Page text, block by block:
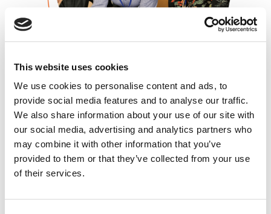
This website uses cookies
We use cookies to personalise content and ads, to
provide social media features and to analyse our traffic.
We also share information about your use of our site with
our social media, advertising and analytics partners who
may combine it with other information that you’ve
provided to them or that they’ve collected from your use
of their services.
Machine learning – szkoła dla komputerów
i smartfonów
Innowacje
Obecnie każdy nosi w kieszeni małego analityka,
którego zdolności obliczeniowe, pamięć
podręczna i wielkość dysku znacznie